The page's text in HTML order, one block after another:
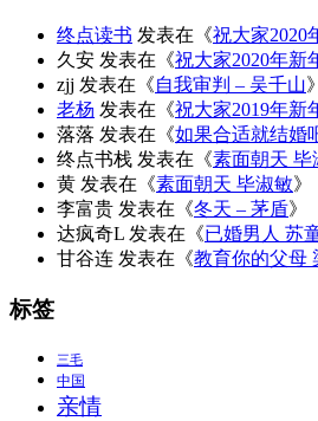
终点读书 发表在《祝大家2020
久安 发表在《祝大家2020年新
zjj 发表在《自我审判 – 吴千山》
老杨 发表在《祝大家2019年新
落落 发表在《如果合适就结婚
终点书栈 发表在《素面朝天 毕
黄 发表在《素面朝天 毕淑敏》
李富贵 发表在《冬天 – 茅盾》
达疯奇L 发表在《已婚男人 苏
甘谷连 发表在《教育你的父母
标签
三毛
中国
亲情